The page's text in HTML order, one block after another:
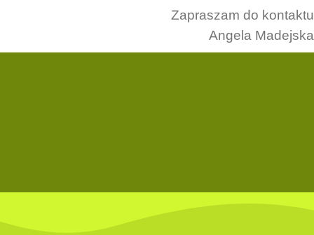
Zapraszam do kontaktu
Angela Madejska